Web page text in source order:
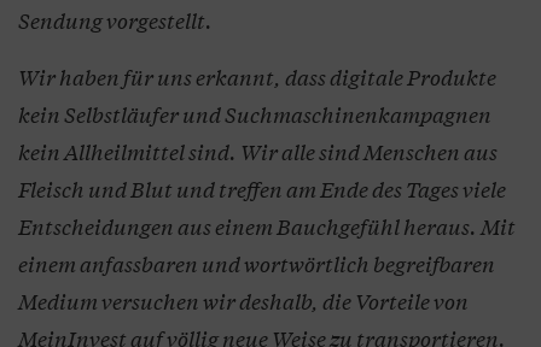
Sendung vorgestellt.
Wir haben für uns erkannt, dass digitale Produkte
kein Selbstläufer und Suchmaschinenkampagnen
kein Allheilmittel sind. Wir alle sind Menschen aus
Fleisch und Blut und treffen am Ende des Tages viele
Entscheidungen aus einem Bauchgefühl heraus. Mit
einem anfassbaren und wortwörtlich begreifbaren
Medium versuchen wir deshalb, die Vorteile von
MeinInvest auf völlig neue Weise zu transportieren.